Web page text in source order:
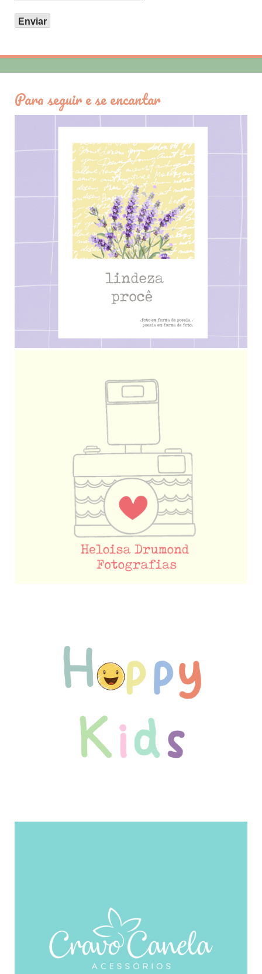
Para seguir e se encantar